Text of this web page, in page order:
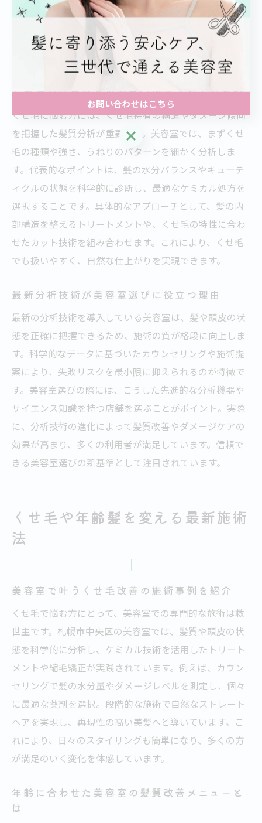
の高いスタイルを提供しています。また、カウンセリン
グ時に現状の髪の状態を数値化し、施術後の変化を比較
することも一般的です。これらの技術が、美しい仕上が
りと満足度向上につながっています。
くせ毛対応美容室の髪質分析ポイントを解説
くせ毛に悩む方には、くせ毛特有の構造やダメージ傾向
を把握した髪質分析が重要です。美容室では、まずくせ
毛の種類や強さ、うねりのパターンを細かく分析しま
す。代表的なポイントは、髪の水分バランスやキューテ
ィクルの状態を科学的に診断し、最適なケミカル処方を
選択することです。具体的なアプローチとして、髪の内
部構造を整えるトリートメントや、くせ毛の特性に合わ
せたカット技術を組み合わせます。これにより、くせ毛
でも扱いやすく、自然な仕上がりを実現できます。
最新分析技術が美容室選びに役立つ理由
最新の分析技術を導入している美容室は、髪や頭皮の状
態を正確に把握できるため、施術の質が格段に向上しま
す。科学的なデータに基づいたカウンセリングや施術提
案により、失敗リスクを最小限に抑えられるのが特徴で
す。美容室選びの際には、こうした先進的な分析機器や
サイエンス知識を持つ店舗を選ぶことがポイント。実際
に、分析技術の進化によって髪質改善やダメージケアの
効果が高まり、多くの利用者が満足しています。信頼で
きる美容室選びの新基準として注目されています。
くせ毛や年齢髪を変える最新施術
法
美容室で叶うくせ毛改善の施術事例を紹介
くせ毛で悩む方にとって、美容室での専門的な施術は救
世主です。札幌市中央区の美容室では、髪質や頭皮の状
態を科学的に分析し、ケミカル技術を活用したトリート
メントや縮毛矯正が実践されています。例えば、カウン
セリングで髪の水分量やダメージレベルを測定し、個々
に最適な薬剤を選択。段階的な施術で自然なストレート
ヘアを実現し、再現性の高い美髪へと導いています。こ
れにより、日々のスタイリングも簡単になり、多くの方
が満足のいく変化を体感しています。
年齢に合わせた美容室の髪質改善メニューと
は
お問い合わせはこちら
お問い合わせはこちら